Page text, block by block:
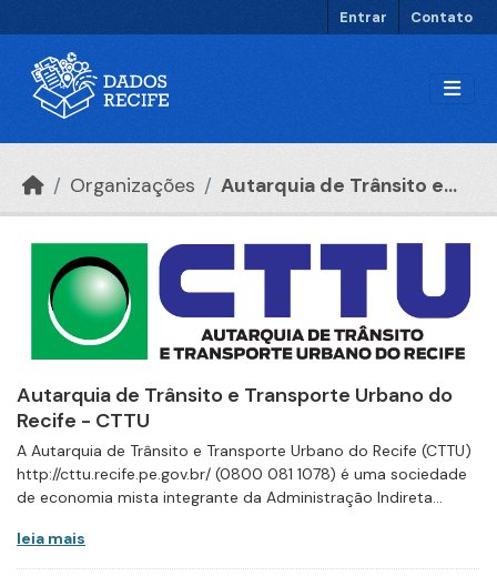
Entrar Contato
Organizações Autarquia de Trânsito e...
Autarquia de Trânsito e Transporte Urbano do
Recife - CTTU
A Autarquia de Trânsito e Transporte Urbano do Recife (CTTU)
http://cttu.recife.pe.gov.br/ (0800 081 1078) é uma sociedade
de economia mista integrante da Administração Indireta...
leia mais